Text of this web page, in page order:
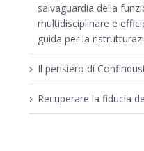
salvaguardia della
multidisciplinare e
guida per la
Il pensiero di
Recuperare la fiducia